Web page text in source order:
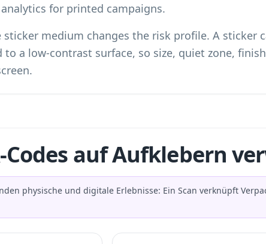
for printed campaigns.
medium changes the risk profile. A sticker
a low-contrast surface, so size, quiet zone,
Codes auf Aufklebern
physische und digitale Erlebnisse: Ein Scan verknüpft